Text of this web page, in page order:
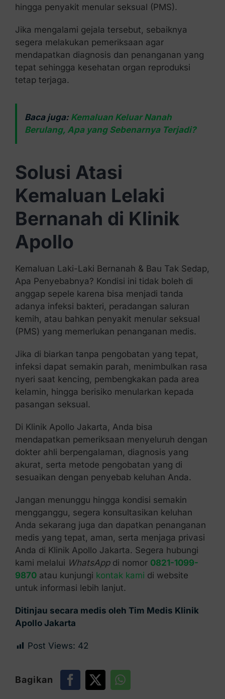
hingga penyakit menular seksual (PMS).
Jika mengalami gejala tersebut, sebaiknya
segera melakukan pemeriksaan agar
mendapatkan diagnosis dan penanganan yang
tepat sehingga kesehatan organ reproduksi
tetap terjaga.
Baca juga: Kemaluan Keluar Nanah
Berulang, Apa yang Sebenarnya Terjadi?
Solusi Atasi
Kemaluan Lelaki
Bernanah di Klinik
Apollo
Kemaluan Laki-Laki Bernanah & Bau Tak Sedap,
Apa Penyebabnya? Kondisi ini tidak boleh di
anggap sepele karena bisa menjadi tanda
adanya infeksi bakteri, peradangan saluran
kemih, atau bahkan penyakit menular seksual
(PMS) yang memerlukan penanganan medis.
Jika di biarkan tanpa pengobatan yang tepat,
infeksi dapat semakin parah, menimbulkan rasa
nyeri saat kencing, pembengkakan pada area
kelamin, hingga berisiko menularkan kepada
pasangan seksual.
Di Klinik Apollo Jakarta, Anda bisa
mendapatkan pemeriksaan menyeluruh dengan
dokter ahli berpengalaman, diagnosis yang
akurat, serta metode pengobatan yang di
sesuaikan dengan penyebab keluhan Anda.
Jangan menunggu hingga kondisi semakin
mengganggu, segera konsultasikan keluhan
Anda sekarang juga dan dapatkan penanganan
medis yang tepat, aman, serta menjaga privasi
Anda di Klinik Apollo Jakarta. Segera hubungi
kami melalui WhatsAppdi nomor 0821-1099-
9870atau kunjungi kontak kami di website
untuk informasi lebih lanjut.
Ditinjau secara medis oleh Tim Medis Klinik
Apollo Jakarta
Post Views: 42
Bagikan